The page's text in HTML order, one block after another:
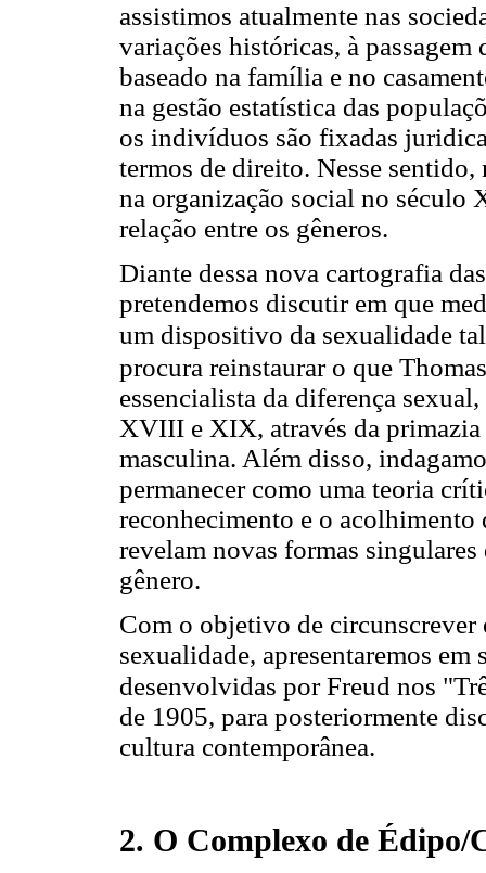
assistimos atualmente nas
variações históricas, à
baseado na família e no
na gestão estatística das
os indivíduos são fixadas
termos de direito. Nesse
na organização social no século
relação entre os gêneros.
Diante dessa nova cartografia
pretendemos discutir em que
um dispositivo da sexualidade
procura reinstaurar o que
essencialista da diferença
XVIII e XIX, através da primazia
masculina. Além disso,
permanecer como uma teoria
reconhecimento e o
revelam novas formas
gênero.
Com o objetivo de circunscrever
sexualidade, apresentaremos
desenvolvidas por Freud nos
de 1905, para posteriormente
cultura contemporânea.
2. O Complexo de Édipo/